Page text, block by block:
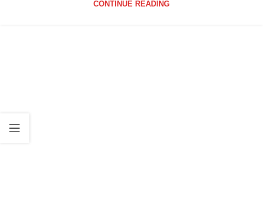
CONTINUE READING